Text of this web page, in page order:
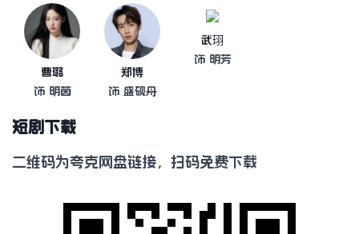
曹璐
饰 明茵
郑博
饰 盛砚舟
武珝
饰 明芳
短剧下载
二维码为夸克网盘链接，扫码免费下载